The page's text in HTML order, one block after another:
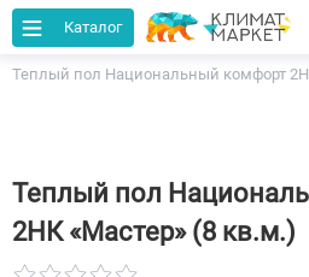
Каталог
Главная Каталог
Теплый пол
Теплый пол Национальный комфорт
Теплый пол
2НК «Мастер» (8 кв.м.)